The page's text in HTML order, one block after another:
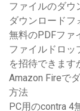
ファイルのダウ
ダウンロードフ
無料のPDFファ
ファイルドロッ
を招待できます
Amazon Fireで
方法
PC用のcontra 4